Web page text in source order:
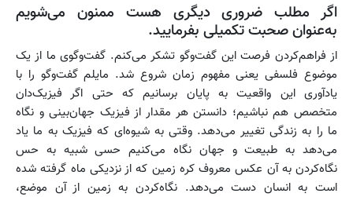
اگر مطلب ضروری دیگری هست ممنون می‌شویم
به‌عنوان صحبت تکمیلی بفرمایید.
از فراهم‌کردن فرصت این گفت‌وگو تشکر می‌کنم. گفت‌وگوی ما از یک
موضوع فلسفی یعنی مفهوم زمان شروع شد. مایلم گفت‌وگو را با
یادآوری این واقعیت به پایان برسانیم که حتی اگر فیزیک‌دان
متخصص هم نباشیم؛ دانستن هر مقدار از فیزیک جهان‌بینی و نگاه
ما را به زندگی تغییر می‌دهد. وقتی به شیوه‌ای که فیزیک به ما یاد
می‌دهد به طبیعت و جهان نگاه می‌کنیم حسی شبیه به حس
نگاه‌کردن به آن عکس معروف کره زمین که از نزدیکی ماه‌ گرفته شده
است به انسان دست می‌دهد. نگاه‌کردن به زمین از آن موضع،